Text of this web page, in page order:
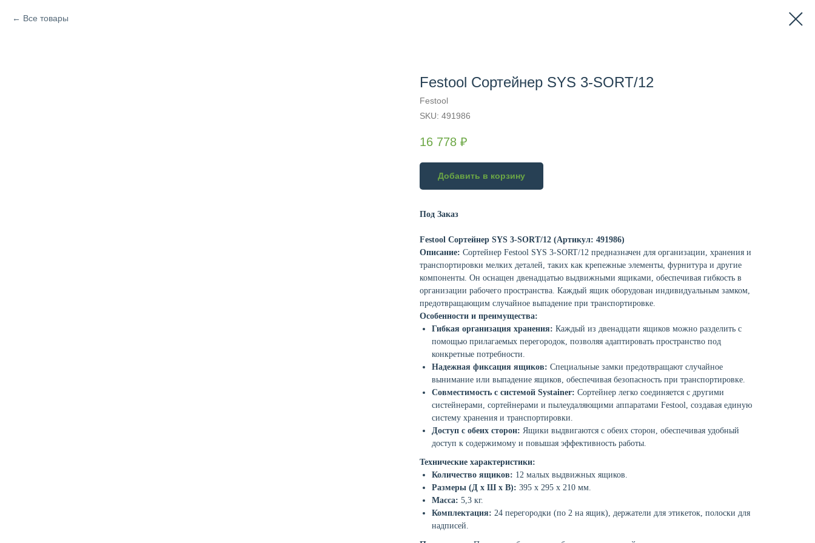
Все товары
Festool Сортейнер SYS 3-SORT/12
Festool
SKU: 491986
16 778 ₽
Добавить в корзину
Под Заказ
Festool Сортейнер SYS 3-SORT/12 (Артикул: 491986)
Описание: Сортейнер Festool SYS 3-SORT/12 предназначен для организации, хранения и
транспортировки мелких деталей, таких как крепежные элементы, фурнитура и другие
компоненты. Он оснащен двенадцатью выдвижными ящиками, обеспечивая гибкость в
организации рабочего пространства. Каждый ящик оборудован индивидуальным замком,
предотвращающим случайное выпадение при транспортировке.
Особенности и преимущества:
Гибкая организация хранения: Каждый из двенадцати ящиков можно разделить с
помощью прилагаемых перегородок, позволяя адаптировать пространство под
конкретные потребности.
Надежная фиксация ящиков: Специальные замки предотвращают случайное
вынимание или выпадение ящиков, обеспечивая безопасность при транспортировке.
Совместимость с системой Systainer: Сортейнер легко соединяется с другими
систейнерами, сортейнерами и пылеудаляющими аппаратами Festool, создавая единую
систему хранения и транспортировки.
Доступ с обеих сторон: Ящики выдвигаются с обеих сторон, обеспечивая удобный
доступ к содержимому и повышая эффективность работы.
Технические характеристики:
Количество ящиков: 12 малых выдвижных ящиков.
Размеры (Д x Ш x В): 395 x 295 x 210 мм.
Масса: 5,3 кг.
Комплектация: 24 перегородки (по 2 на ящик), держатели для этикеток, полоски для
надписей.